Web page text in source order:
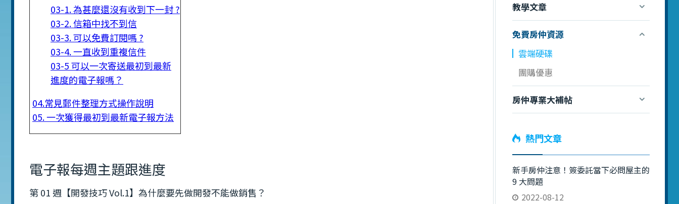
03-1. 為甚麼還沒有收到下一封 ?
03-2. 信箱中找不到信
03-3. 可以免費訂閱嗎 ?
03-4. 一直收到重複信件
03-5 可以一次寄送最初到最新
進度的電子報嗎？
04.常見郵件整理方式操作說明
05. 一次獲得最初到最新電子報方法
電子報每週主題跟進度
第 01 週【開發技巧 Vol.1】為什麼要先做開發不能做銷售？
教學文章
免費房仲資源
雲端硬碟
團購優惠
房仲專業大補帖
熱門文章
新手房仲注意！簽委託當下必問屋主的
9 大問題
2022-08-12